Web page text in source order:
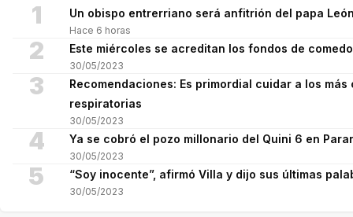
1 Un obispo entrerriano será anfitrión del papa
Hace 6 horas
2 Este miércoles se acreditan los fondos de
30/05/2023
3
Recomendaciones: Es primordial cuidar a los
respiratorias
30/05/2023
4 Ya se cobró el pozo millonario del Quini 6 en
30/05/2023
5 “Soy inocente”, afirmó Villa y dijo sus últimas
30/05/2023